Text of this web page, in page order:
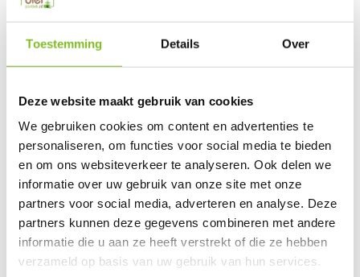
Toestemming Details Over
Deze website maakt gebruik van cookies
We gebruiken cookies om content en advertenties te
personaliseren, om functies voor social media te bieden
en om ons websiteverkeer te analyseren. Ook delen we
informatie over uw gebruik van onze site met onze
partners voor social media, adverteren en analyse. Deze
partners kunnen deze gegevens combineren met andere
informatie die u aan ze heeft verstrekt of die ze hebben
verzameld op basis van uw gebruik van hun services.
Productspecificaties
Do you have a question about this product?
Our employee is happy to help you find the right product
Send mail
This product is available in the following variants: